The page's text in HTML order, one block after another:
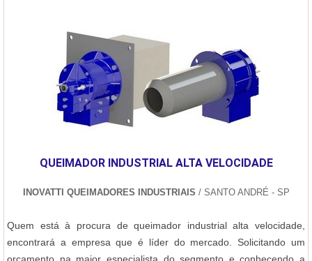
QUEIMADOR INDUSTRIAL ALTA VELOCIDADE
INOVATTI QUEIMADORES INDUSTRIAIS / SANTO ANDRÉ - SP
Quem está à procura de queimador industrial alta velocidade,
encontrará a empresa que é líder do mercado. Solicitando um